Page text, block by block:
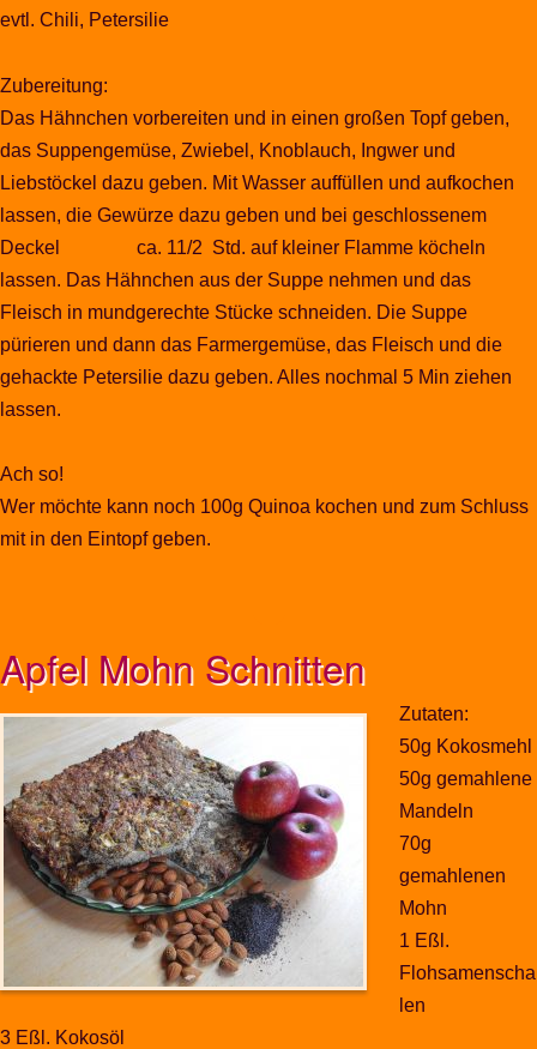
evtl. Chili, Petersilie
Zubereitung:
Das Hähnchen vorbereiten und in einen großen Topf geben,
das Suppengemüse, Zwiebel, Knoblauch, Ingwer und
Liebstöckel dazu geben. Mit Wasser auffüllen und aufkochen
lassen, die Gewürze dazu geben und bei geschlossenem
Deckel ca. 11/2 Std. auf kleiner Flamme köcheln
lassen. Das Hähnchen aus der Suppe nehmen und das
Fleisch in mundgerechte Stücke schneiden. Die Suppe
pürieren und dann das Farmergemüse, das Fleisch und die
gehackte Petersilie dazu geben. Alles nochmal 5 Min ziehen
lassen.
Ach so!
Wer möchte kann noch 100g Quinoa kochen und zum Schluss
mit in den Eintopf geben.
Apfel Mohn Schnitten
Zutaten:
50g Kokosmehl
50g gemahlene
Mandeln
70g
gemahlenen
Mohn
1 Eßl.
Flohsamenscha
len
3 Eßl. Kokosöl